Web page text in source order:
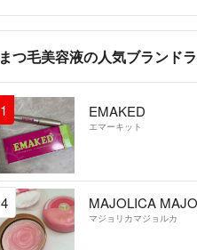
まつ毛美容液の人気ブランド
1 EMAKED
エマーキット
4 MAJOLICA
マジョリカマジョルカ